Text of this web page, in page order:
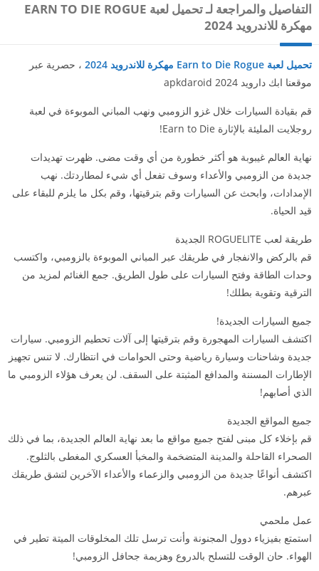
التفاصيل والمراجعة لـ تحميل لعبة EARN TO DIE ROGUE
مهكرة للاندرويد 2024
تحميل لعبة Earn to Die Rogue مهكرة للاندرويد 2024
، حصرية عبر
موقعنا ابك دارويد 2024 apkdaroid
قم بقيادة السيارات خلال غزو الزومبي ونهب المباني الموبوءة في لعبة
روجلايت المليئة بالإثارة Earn to Die!
نهاية العالم غيبوبة هو أكثر خطورة من أي وقت مضى. ظهرت تهديدات
جديدة من الزومبي والأعداء وسوف تفعل أي شيء لمطاردتك. نهب
الإمدادات، وابحث عن السيارات وقم بترقيتها، وقم بكل ما يلزم للبقاء على
قيد الحياة.
طريقة لعب ROGUELITE الجديدة
قم بالركض والانفجار في طريقك عبر المباني الموبوءة بالزومبي، واكتسب
وحدات الطاقة وفتح السيارات على طول الطريق. جمع الغنائم لمزيد من
الترقية وتقوية بطلك!
جميع السيارات الجديدة!
اكتشف السيارات المهجورة وقم بترقيتها إلى آلات تحطيم الزومبي. سيارات
جديدة وشاحنات وسيارة رياضية وحتى الحوامات في انتظارك. لا تنس تجهيز
الإطارات المسننة والمدافع المثبتة على السقف. لن يعرف هؤلاء الزومبي ما
الذي أصابهم!
جميع المواقع الجديدة
قم بإخلاء كل مبنى لفتح جميع مواقع ما بعد نهاية العالم الجديدة، بما في ذلك
الصحراء القاحلة والمدينة المتضخمة والمخبأ العسكري المغطى بالثلوج.
اكتشف أنواعًا جديدة من الزومبي والزعماء والأعداء الآخرين لتشق طريقك
عبرهم.
عمل ملحمي
استمتع بفيزياء دوول المجنونة وأنت ترسل تلك المخلوقات الميتة تطير في
الهواء. حان الوقت للتسلح بالدروع وهزيمة جحافل الزومبي!